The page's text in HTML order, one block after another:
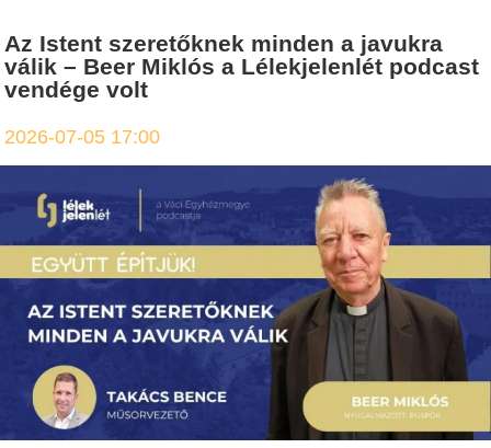
Az Istent szeretőknek minden a javukra
válik – Beer Miklós a Lélekjelenlét podcast
vendége volt
2026-07-05 17:00